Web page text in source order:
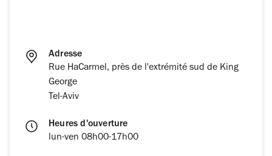
Adresse
Rue HaCarmel, près de l'extrémité sud de King
George
Tel-Aviv
Heures d'ouverture
lun-ven 08h00-17h00